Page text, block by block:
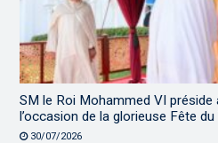
SM le Roi Mohammed VI préside
l’occasion de la glorieuse Fête du
30/07/2026